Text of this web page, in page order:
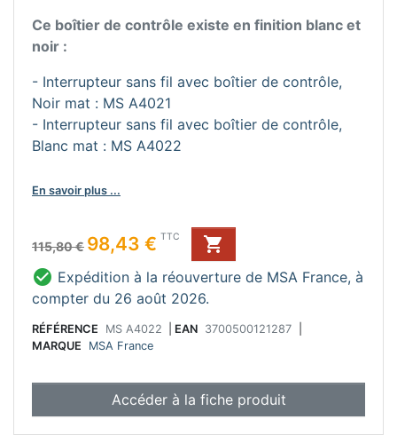
Ce boîtier de contrôle existe en finition blanc et
noir :
- Interrupteur sans fil avec boîtier de contrôle,
Noir mat : MS A4021
- Interrupteur sans fil avec boîtier de contrôle,
Blanc mat : MS A4022
En savoir plus ...
Prix de base
115,80 €
Prix 98,43 € TTC

 Expédition à la réouverture de MSA France, à
compter du 26 août 2026.
RÉFÉRENCE MS A4022 EAN 3700500121287
MARQUE
MSA France
Accéder à la fiche produit